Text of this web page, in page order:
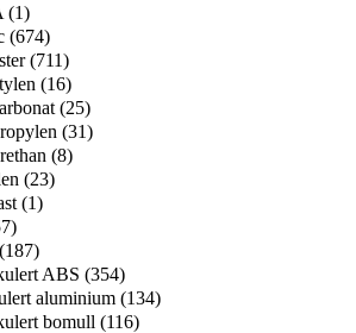
(1)
(674)
(711)
(16)
(25)
(31)
(8)
(23)
(1)
ABS (354)
aluminium (134)
bomull (116)